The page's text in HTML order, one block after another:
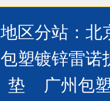
地区分站 ： 北
包塑镀锌雷诺
垫
广州包